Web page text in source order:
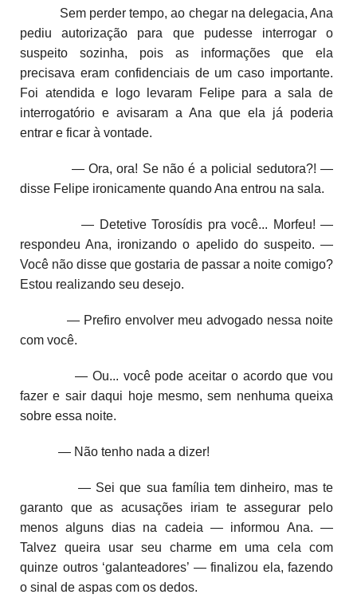
Sem perder tempo, ao chegar na delegacia, Ana
pediu autorização para que pudesse interrogar o
suspeito sozinha, pois as informações que ela
precisava eram confidenciais de um caso importante.
Foi atendida e logo levaram Felipe para a sala de
interrogatório e avisaram a Ana que ela já poderia
entrar e ficar à vontade.
— Ora, ora! Se não é a policial sedutora?! —
disse Felipe ironicamente quando Ana entrou na sala.
— Detetive Torosídis pra você... Morfeu! —
respondeu Ana, ironizando o apelido do suspeito. —
Você não disse que gostaria de passar a noite comigo?
Estou realizando seu desejo.
— Prefiro envolver meu advogado nessa noite
com você.
— Ou... você pode aceitar o acordo que vou
fazer e sair daqui hoje mesmo, sem nenhuma queixa
sobre essa noite.
— Não tenho nada a dizer!
— Sei que sua família tem dinheiro, mas te
garanto que as acusações iriam te assegurar pelo
menos alguns dias na cadeia — informou Ana. —
Talvez queira usar seu charme em uma cela com
quinze outros ‘galanteadores’ — finalizou ela, fazendo
o sinal de aspas com os dedos.